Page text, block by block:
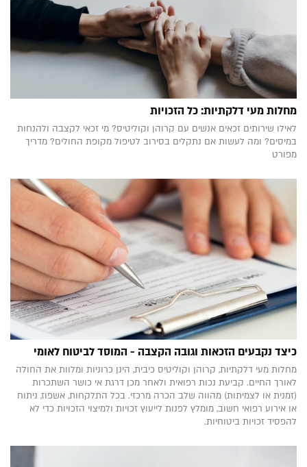
מחלות מעי דלקתיות: כל הזכויות
לאילו שירותים זכאים אנשים עם קרוהן וקוליטיס? מי זכאי לקצבה ולהנחות
במיסים? ומה לעשות אם נתקלים בסירוב לטיפול מקופת החולים? מדריך
מפורט
כיצד נקבעים הזכאות וגובה הקצבה - המוסד לביטוח לאומי
מחלות מעי דלקתיות, קרוהן וקוליטיס כיבית, הינן כרוניות ומלוות את החולה
לאורך החיים. קביעת נכות רפואית ולאחר מכן דרגת אי כושר השתכרות
(זמנית או לצמיתות) מהווה שלב הכרה מרכזי. בכל התלקחות, אשפוז, ניתוח
או אירוע רפואי חשוב, מומלץ לפנות לייעוץ זכויות ולמיצוי הזכויות כדי לא
להפסיד זכויות ביטוחיות.